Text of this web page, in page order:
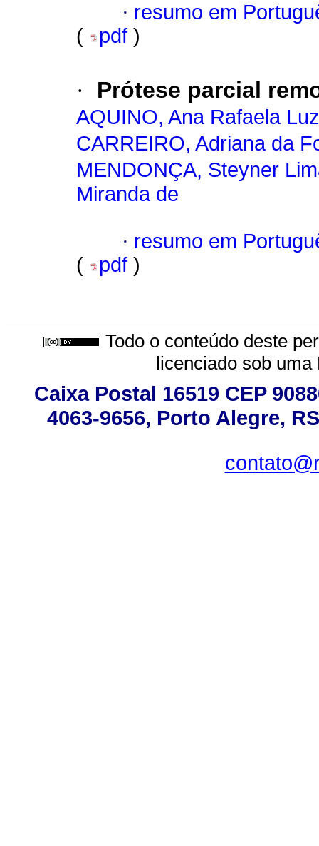
· resumo em
(
pdf )
· Prótese parcial
AQUINO, Ana Rafaela
CARREIRO, Adriana da
MENDONÇA, Steyner
Miranda de
· resumo em
(
pdf )
Todo o conteúdo deste
licenciado sob uma
Caixa Postal 16519 CEP
4063-9656, Porto Alegre,